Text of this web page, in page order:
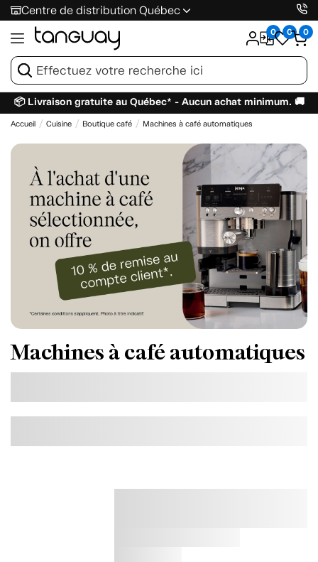
Centre de distribution Québec
0 0 0
📦 Livraison gratuite au Québec* - Aucun achat minimum. 🚚
Accueil Cuisine Boutique café Machines à café automatiques
Machines à café automatiques